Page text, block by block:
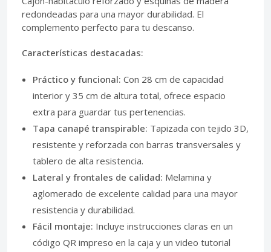
redondeadas para una mayor durabilidad. El
complemento perfecto para tu descanso.
Características destacadas:
Práctico y funcional: Con 28 cm de capacidad
interior y 35 cm de altura total, ofrece espacio
extra para guardar tus pertenencias.
Tapa canapé transpirable: Tapizada con tejido 3D,
resistente y reforzada con barras transversales y
tablero de alta resistencia.
Lateral y frontales de calidad: Melamina y
aglomerado de excelente calidad para una mayor
resistencia y durabilidad.
Fácil montaje: Incluye instrucciones claras en un
código QR impreso en la caja y un video tutorial